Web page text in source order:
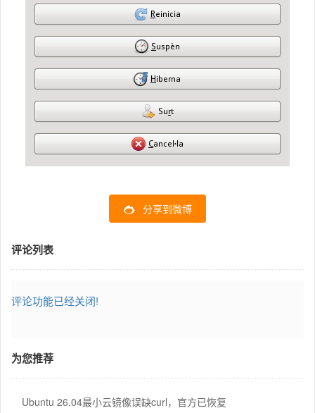
分享到微博
评论列表
评论功能已经关闭!
为您推荐
Ubuntu 26.04最小云镜像误缺curl，官方已恢复